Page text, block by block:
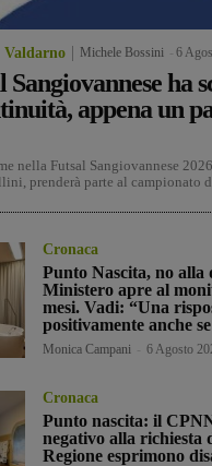
Valdarno Michele Bossini 6
Sangiovannese ha
appena un
nella Futsal Sangiovannese
prenderà parte al campionato di
Cronaca
Punto Nascita, no alla
Ministero apre al
mesi. Vadi: “Una
positivamente anche
Monica Campani 6 Agosto
Cronaca
Punto nascita: il
negativo alla richiesta
Regione esprimono